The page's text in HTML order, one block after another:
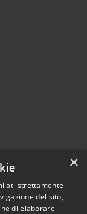
×
strettamente
del sito,
di elaborare